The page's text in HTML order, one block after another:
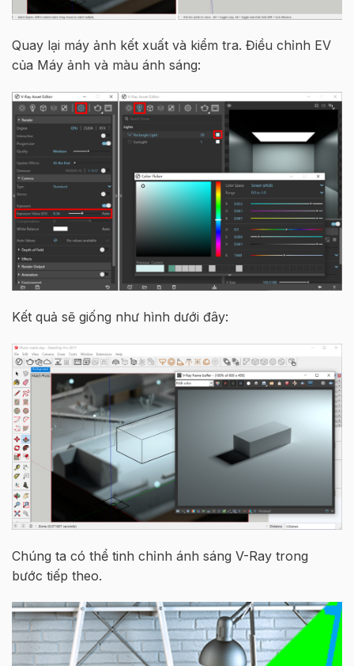
Quay lại máy ảnh kết xuất và kiểm tra. Điều chỉnh EV
của Máy ảnh và màu ánh sáng:
Kết quả sẽ giống như hình dưới đây:
Chúng ta có thể tinh chỉnh ánh sáng V-Ray trong
bước tiếp theo.